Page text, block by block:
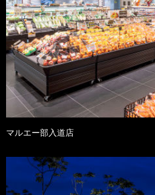
マルエー部入道店